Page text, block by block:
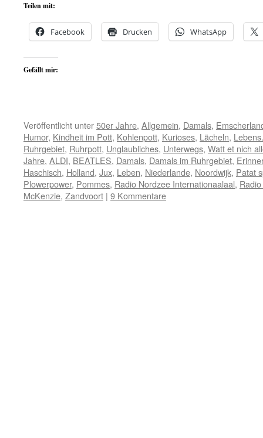
Teilen mit:
Facebook Drucken WhatsApp
Gefällt mir:
Veröffentlicht unter50er Jahre, Allgemein, Damals,
Humor, Kindheit im Pott, Kohlenpott, Kurioses, Lächeln,
Ruhrgebiet, Ruhrpott, Unglaubliches, Unterwegs, Watt et nich
Jahre, ALDI, BEATLES, Damals, Damals im Ruhrgebiet,
Haschisch, Holland, Jux, Leben, Niederlande, Noordwijk, Patat
Plowerpower, Pommes, Radio Nordzee Internationaalaal,
McKenzie, Zandvoort | 9 Kommentare